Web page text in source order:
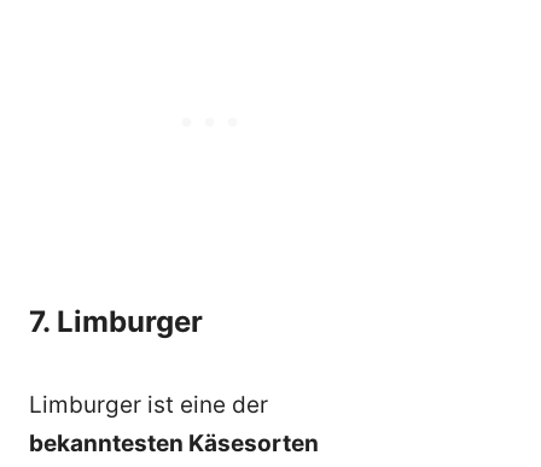
7. Limburger
Limburger ist eine der
bekanntesten Käsesorten